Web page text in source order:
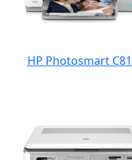
HP Photosmart